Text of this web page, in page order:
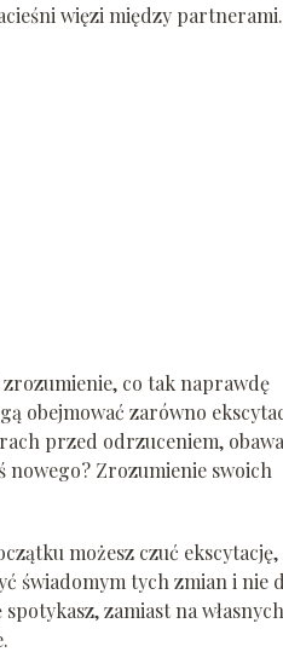
więzi między partnerami.
co tak naprawdę
obejmować zarówno
przed odrzuceniem, obawa
nowego? Zrozumienie swoich
możesz czuć ekscytację,
świadomym tych zmian i nie
zamiast na własnych